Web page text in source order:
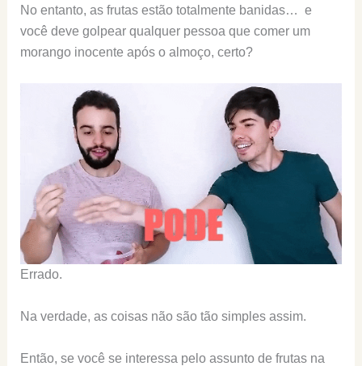
No entanto, as frutas estão totalmente banidas… e
você deve golpear qualquer pessoa que comer um
morango inocente após o almoço, certo?
Errado.
Na verdade, as coisas não são tão simples assim.
Então, se você se interessa pelo assunto de frutas na